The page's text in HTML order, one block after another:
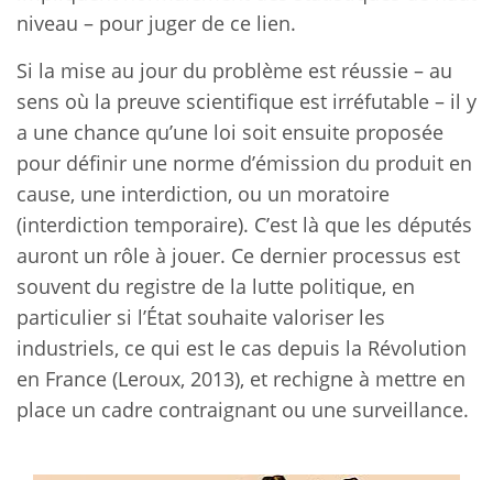
niveau – pour juger de ce lien.
Si la mise au jour du problème est réussie – au
sens où la preuve scientifique est irréfutable – il y
a une chance qu’une loi soit ensuite proposée
pour définir une norme d’émission du produit en
cause, une interdiction, ou un moratoire
(interdiction temporaire). C’est là que les députés
auront un rôle à jouer. Ce dernier processus est
souvent du registre de la lutte politique, en
particulier si l’État souhaite valoriser les
industriels, ce qui est le cas depuis la Révolution
en France (Leroux, 2013), et rechigne à mettre en
place un cadre contraignant ou une surveillance.